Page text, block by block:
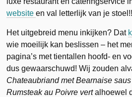
websiteen val letterlijk van je
Het uitgebreid menu inkijken? Dat
wie moeilijk kan beslissen – het
pagina’s met tientallen hoofd- en
dus gewaarschuwd! Wij zouden
Chateaubriand met Bearnaise saus
Rumsteak au Poivre vertalhoewel